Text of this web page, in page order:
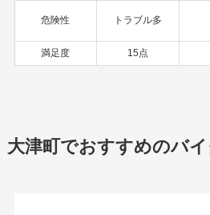
危険性 トラブル多
満足度 15点
大津町でおすすめのバ